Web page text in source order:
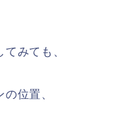
みても、
位置、